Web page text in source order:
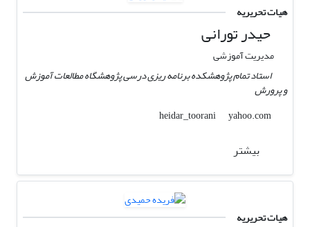
هیات تحریریه
حیدر تورانی
مدیریت آموزشی
استاد تمام پژوهشکده برنامه ریزی درسی پژوهشگاه مطالعات آموزش
و پرورش
heidar_toorani
yahoo.com
بیشتر
هیات تحریریه